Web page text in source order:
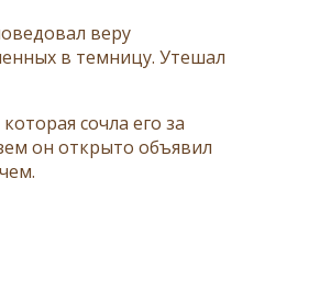
веру
в темницу. Утешал
сочла его за
он открыто объявил